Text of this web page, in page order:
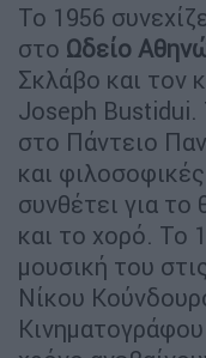
Το 1956
στο Ωδείο
Σκλάβο και τον
Joseph Bustidui.
στο Πάντειο
και
συνθέτει για
και το χορό. Το
μουσική του
Νίκου